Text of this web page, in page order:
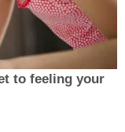
to feeling your